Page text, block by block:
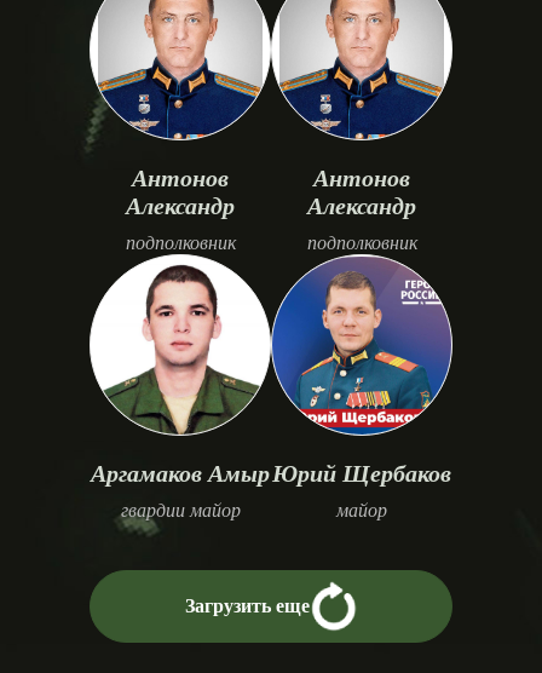
Антонов
Александр
подполковник
Антонов
Александр
подполковник
Аргамаков Амыр
гвардии майор
Юрий Щербаков
майор
Загрузить еще